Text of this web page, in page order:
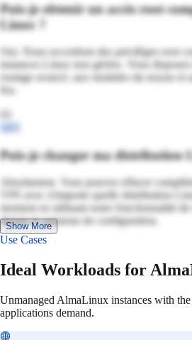
Puis-je obtenir un accès root
Linux ?
Oui. Nous accordons des privilèges root
instances Linux non gérées. Vous
routage avancé, aux modules du noyau et
feu.
Q03
Puis-je changer ma distribution
Absolument. Vous pouvez effacer
VPS avec n'importe quelle distribution
moment en utilisant notre fonctionnalité
depuis le panneau de configuration.
Show More
Use Cases
Ideal Workloads for
Unmanaged AlmaLinux instances with
applications demand.